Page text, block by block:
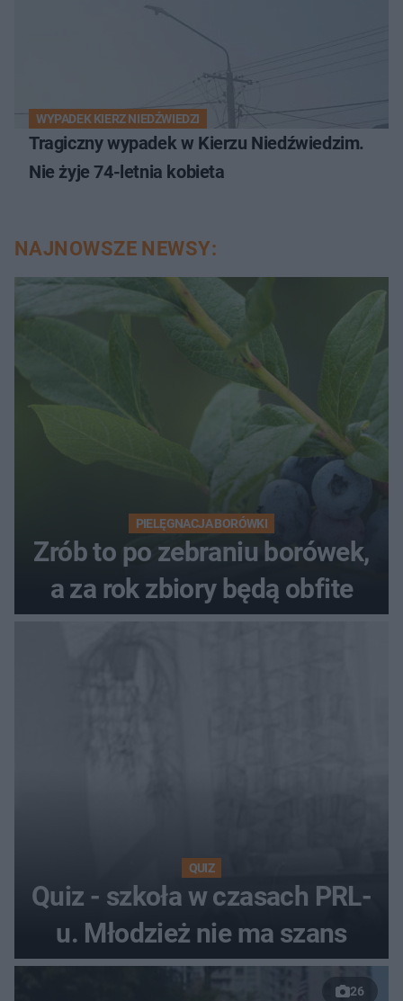
WYPADEK KIERZ NIEDŹWIEDZI
Tragiczny wypadek w Kierzu Niedźwiedzim.
Nie żyje 74-letnia kobieta
NAJNOWSZE NEWSY:
PIELĘGNACJA BORÓWKI
Zrób to po zebraniu borówek,
a za rok zbiory będą obfite
QUIZ
Quiz - szkoła w czasach PRL-
u. Młodzież nie ma szans
26